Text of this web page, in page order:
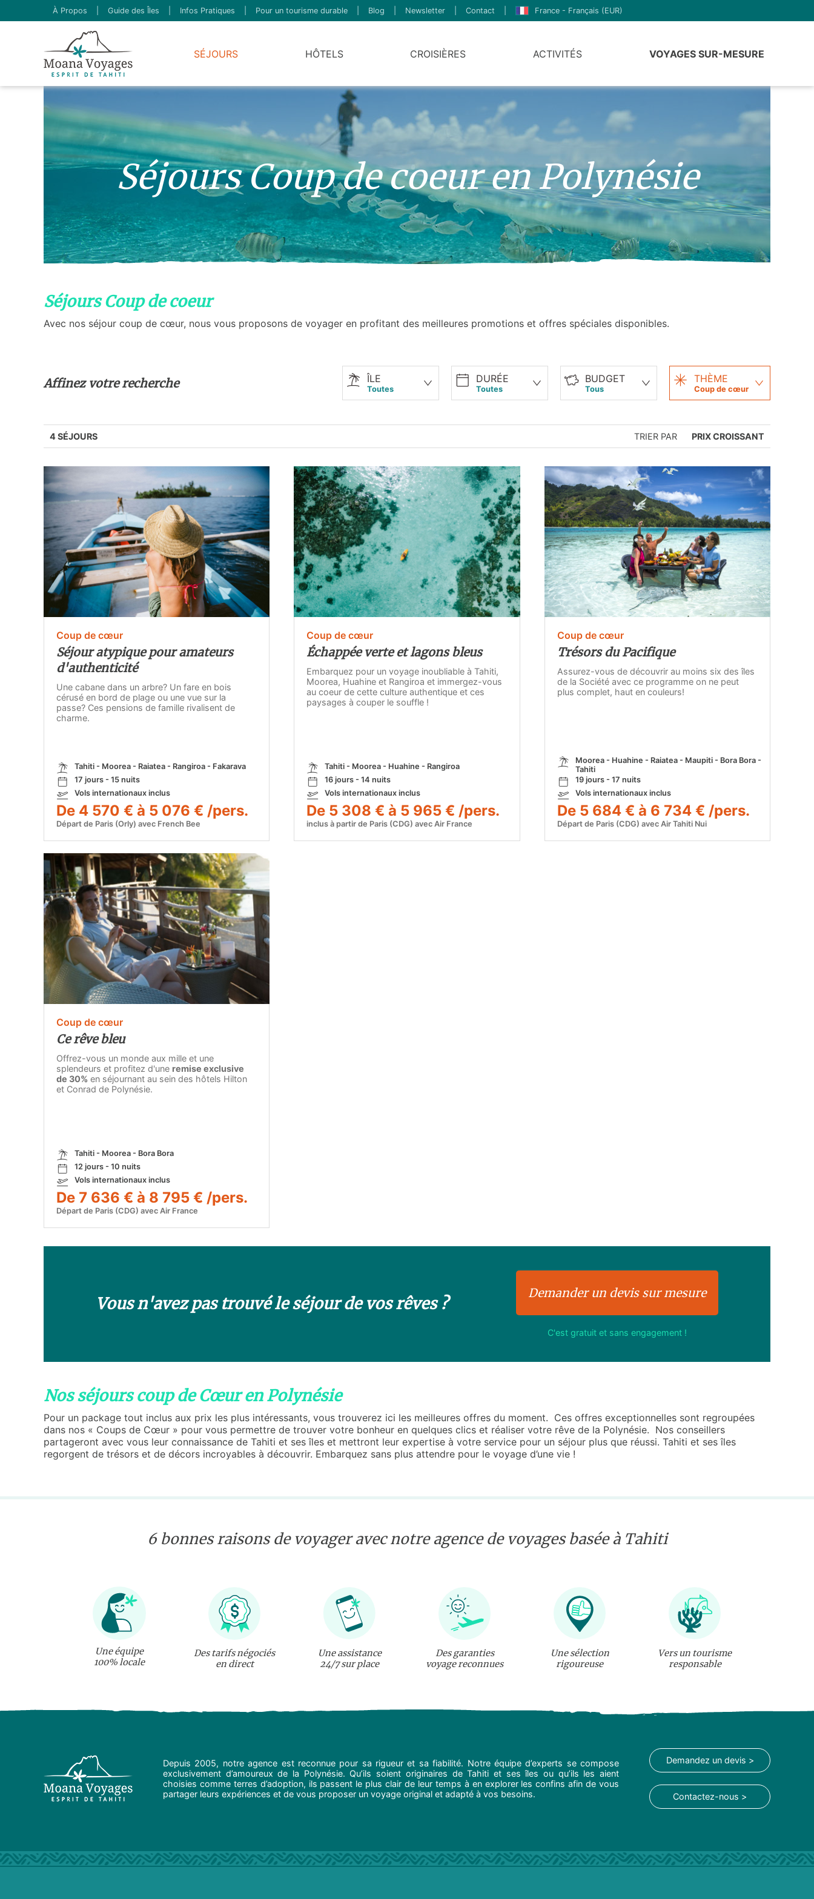
À Propos Guide des Îles Infos Pratiques Pour un tourisme durable Blog Newsletter Contact France - Français (EUR)
SÉJOURS HÔTELS CROISIÈRES ACTIVITÉS VOYAGES SUR-MESURE
Séjours Coup de coeur en Polynésie
Séjours Coup de coeur
Avec nos séjour coup de cœur, nous vous proposons de voyager en profitant des meilleures promotions et offres spéciales disponibles.
Affinez votre recherche ÎLE
Toutes
DURÉE
Toutes
BUDGET
Tous
THÈME
Coup de cœur
4 SÉJOURS TRIER PAR PRIX CROISSANT
Coup de cœur
Séjour atypique pour amateurs
d'authenticité
Une cabane dans un arbre? Un fare en bois
cérusé en bord de plage ou une vue sur la
passe? Ces pensions de famille rivalisent de
charme.
Tahiti - Moorea - Raiatea - Rangiroa - Fakarava
17 jours - 15 nuits
Vols internationaux inclus
De 4 570 € à 5 076 € /pers.
Départ de Paris (Orly) avec French Bee
Coup de cœur
Échappée verte et lagons bleus
Embarquez pour un voyage inoubliable à Tahiti,
Moorea, Huahine et Rangiroa et immergez-vous
au coeur de cette culture authentique et ces
paysages à couper le souffle !
Tahiti - Moorea - Huahine - Rangiroa
16 jours - 14 nuits
Vols internationaux inclus
De 5 308 € à 5 965 € /pers.
inclus à partir de Paris (CDG) avec Air France
Coup de cœur
Trésors du Pacifique
Assurez-vous de découvrir au moins six des îles
de la Société avec ce programme on ne peut
plus complet, haut en couleurs!
Moorea - Huahine - Raiatea - Maupiti - Bora Bora -
Tahiti
19 jours - 17 nuits
Vols internationaux inclus
De 5 684 € à 6 734 € /pers.
Départ de Paris (CDG) avec Air Tahiti Nui
Coup de cœur
Ce rêve bleu
Offrez-vous un monde aux mille et une
splendeurs et profitez d'une remise exclusive
de 30% en séjournant au sein des hôtels Hilton
et Conrad de Polynésie.
Tahiti - Moorea - Bora Bora
12 jours - 10 nuits
Vols internationaux inclus
De 7 636 € à 8 795 € /pers.
Départ de Paris (CDG) avec Air France
Vous n'avez pas trouvé le séjour de vos rêves ?
Demander un devis sur mesure
C'est gratuit et sans engagement !
Nos séjours coup de Cœur en Polynésie
Pour un package tout inclus aux prix les plus intéressants, vous trouverez ici les meilleures offres du moment. Ces offres exceptionnelles sont regroupées
dans nos « Coups de Cœur » pour vous permettre de trouver votre bonheur en quelques clics et réaliser votre rêve de la Polynésie. Nos conseillers
partageront avec vous leur connaissance de Tahiti et ses îles et mettront leur expertise à votre service pour un séjour plus que réussi. Tahiti et ses îles
regorgent de trésors et de décors incroyables à découvrir. Embarquez sans plus attendre pour le voyage d’une vie !
6 bonnes raisons de voyager avec notre agence de voyages basée à Tahiti
Une équipe
100% locale
Des tarifs négociés
en direct
Une assistance
24/7 sur place
Des garanties
voyage reconnues
Une sélection
rigoureuse
Vers un tourisme
responsable
Depuis 2005, notre agence est reconnue pour sa rigueur et sa fiabilité. Notre équipe d’experts se compose
exclusivement d’amoureux de la Polynésie. Qu’ils soient originaires de Tahiti et ses îles ou qu’ils les aient
choisies comme terres d’adoption, ils passent le plus clair de leur temps à en explorer les confins afin de vous
partager leurs expériences et de vous proposer un voyage original et adapté à vos besoins.
Demandez un devis >
Contactez-nous >